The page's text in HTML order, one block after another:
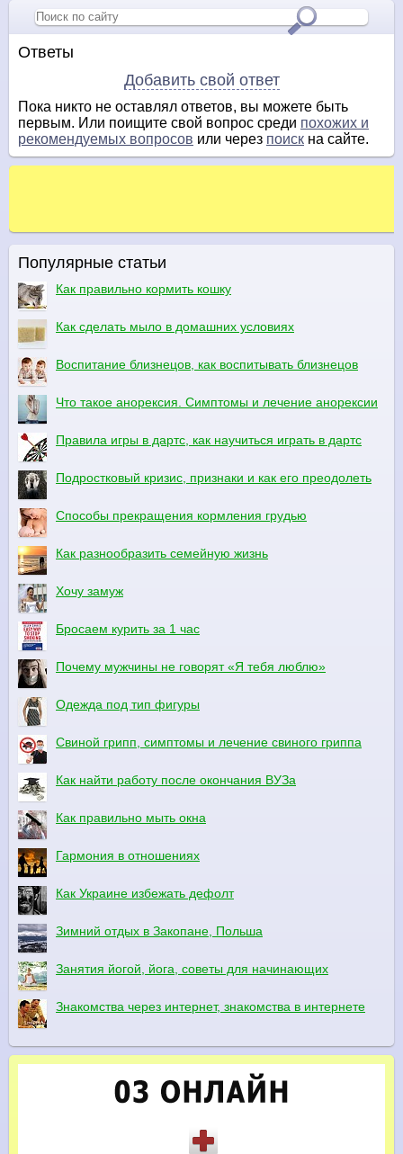
Ответы
Добавить свой ответ
Пока никто не оставлял ответов, вы можете быть
первым. Или поищите свой вопрос среди похожих и
рекомендуемых вопросов или через поиск на сайте.
Популярные статьи
Как правильно кормить кошку
Как сделать мыло в домашних условиях
Воспитание близнецов, как воспитывать близнецов
Что такое анорексия. Симптомы и лечение анорексии
Правила игры в дартс, как научиться играть в дартс
Подростковый кризис, признаки и как его преодолеть
Способы прекращения кормления грудью
Как разнообразить семейную жизнь
Хочу замуж
Бросаем курить за 1 час
Почему мужчины не говорят «Я тебя люблю»
Одежда под тип фигуры
Свиной грипп, симптомы и лечение свиного гриппа
Как найти работу после окончания ВУЗа
Как правильно мыть окна
Гармония в отношениях
Как Украине избежать дефолт
Зимний отдых в Закопане, Польша
Занятия йогой, йога, советы для начинающих
Знакомства через интернет, знакомства в интернете